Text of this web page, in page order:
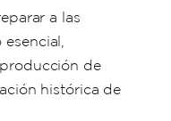
a las
de
histórica de